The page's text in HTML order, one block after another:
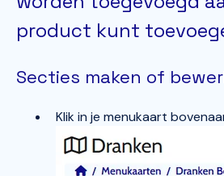
product kunt
Secties maken of
Klik in je menukaart